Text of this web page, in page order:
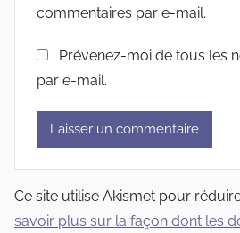
commentaires par e-mail.
Prévenez-moi de tous les
par e-mail.
Ce site utilise Akismet pour
savoir plus sur la façon dont les